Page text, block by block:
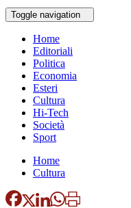
Toggle navigation
Home
Editoriali
Politica
Economia
Esteri
Cultura
Hi-Tech
Società
Sport
Home
Cultura